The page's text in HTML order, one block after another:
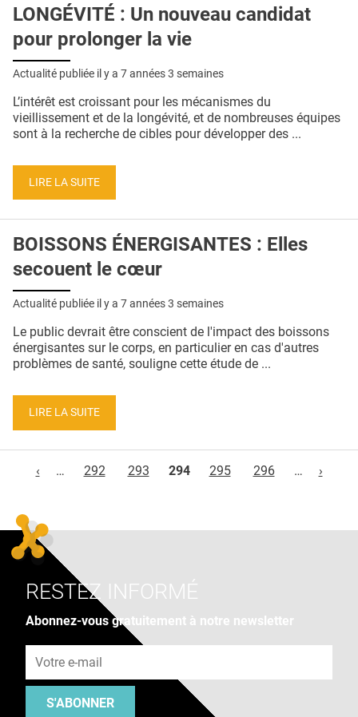
LONGÉVITÉ : Un nouveau candidat
pour prolonger la vie
Actualité publiée il y a 7 années 3 semaines
L’intérêt est croissant pour les mécanismes du
vieillissement et de la longévité, et de nombreuses équipes
sont à la recherche de cibles pour développer des ...
LIRE LA SUITE
BOISSONS ÉNERGISANTES : Elles
secouent le cœur
Actualité publiée il y a 7 années 3 semaines
Le public devrait être conscient de l'impact des boissons
énergisantes sur le corps, en particulier en cas d'autres
problèmes de santé, souligne cette étude de ...
LIRE LA SUITE
‹
… 292 293 294 295 296 … ›
RESTEZ INFORMÉ
Abonnez-vous gratuitement à notre newsletter
S'ABONNER